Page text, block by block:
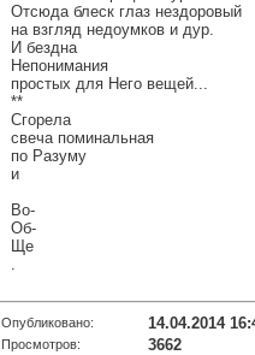
Отсюда блеск глаз нездоровый
на взгляд недоумков и дур.
И бездна
Непонимания
простых для Него вещей...
**
Сгорела
свеча поминальная
по Разуму
и
Во-
Об-
Ще
.
Опубликовано: 14.04.2014
Просмотров: 3662